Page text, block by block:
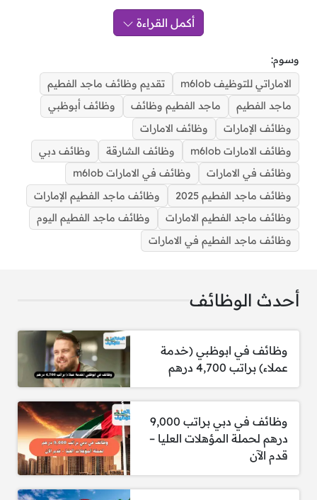
شركة ماجد الفطيم (Majid Al Futtaim) تطرح وظائف في
الامارات لعدد من التخصصات
الوظائف:
1. مدير التخطيط والتحليل التطويري
2. منسق أنشطة الأعمال اليدوية والحرف للأطفال
أكمل القراءة
وسوم:
الاماراتي للتوظيف m6lob
تقديم وظائف ماجد الفطيم
ماجد الفطيم
ماجد الفطيم وظائف
وظائف أبوظبي
وظائف الإمارات
وظائف الامارات
وظائف الامارات m6lob
وظائف الشارقة
وظائف دبي
وظائف في الامارات
وظائف في الامارات m6lob
وظائف ماجد الفطيم 2025
وظائف ماجد الفطيم الإمارات
وظائف ماجد الفطيم الامارات
وظائف ماجد الفطيم اليوم
وظائف ماجد الفطيم في الامارات
أحدث الوظائف
وظائف في ابوظبي (خدمة
عملاء) براتب 4,700 درهم
وظائف في دبي براتب 9,000
درهم لحملة المؤهلات العليا –
قدم الآن